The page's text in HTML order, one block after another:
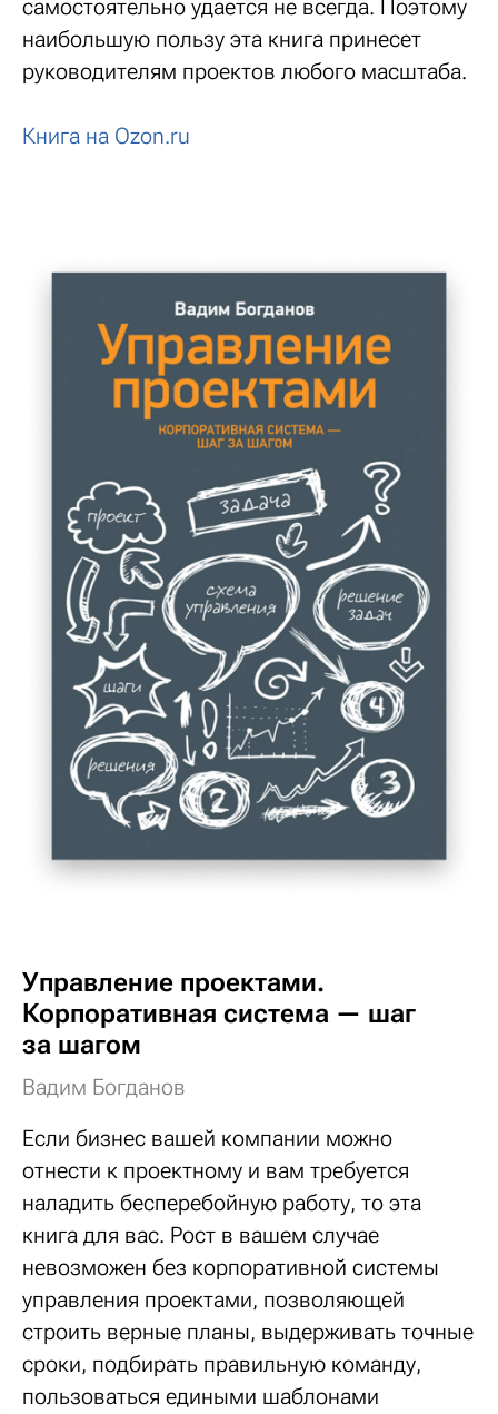
самостоятельно удается не всегда. Поэтому
наибольшую пользу эта книга принесет
руководителям проектов любого масштаба.
Книга на Ozon.ru
Управление проектами.
Корпоративная система — шаг
за шагом
Вадим Богданов
Если бизнес вашей компании можно
отнести к проектному и вам требуется
наладить бесперебойную работу, то эта
книга для вас. Рост в вашем случае
невозможен без корпоративной системы
управления проектами, позволяющей
строить верные планы, выдерживать точные
сроки, подбирать правильную команду,
пользоваться едиными шаблонами